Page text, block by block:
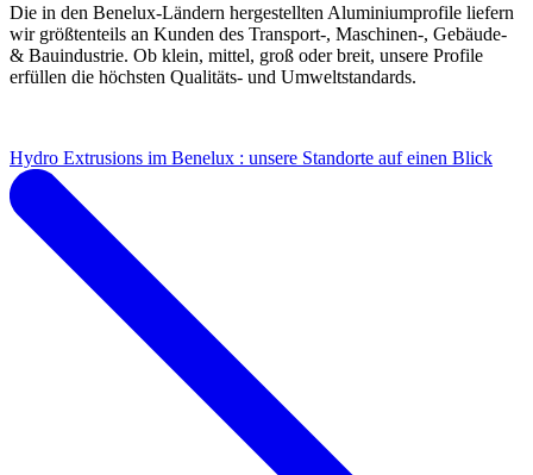
Die in den Benelux-Ländern hergestellten Aluminiumprofile liefern
wir größtenteils an Kunden des Transport-, Maschinen-, Gebäude-
& Bauindustrie. Ob klein, mittel, groß oder breit, unsere Profile
erfüllen die höchsten Qualitäts- und Umweltstandards.
Hydro Extrusions im Benelux : unsere Standorte auf einen Blick